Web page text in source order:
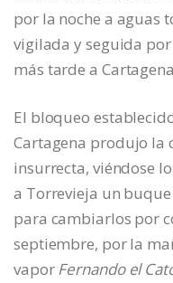
por la noche a aguas
vigilada y seguida
más tarde a
El bloqueo
Cartagena produjo la
insurrecta, viéndose
a Torrevieja un
para cambiarlos por
septiembre, por la
vaporFernando el